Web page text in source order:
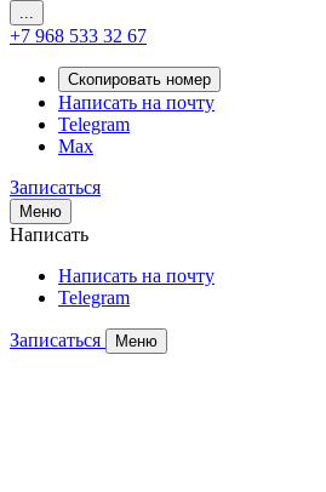
...
+7 968 533 32 67
Скопировать номер
Написать на почту
Telegram
Max
Записаться
Меню
Написать
Написать на почту
Telegram
Записаться Меню